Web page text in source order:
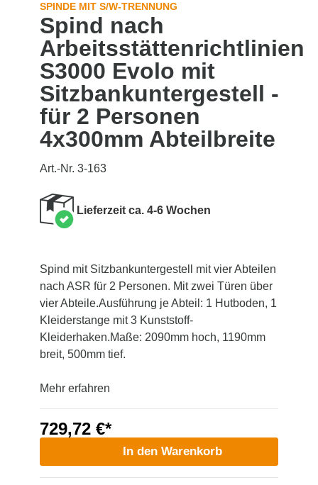
SPINDE MIT S/W-TRENNUNG
Spind nach
Arbeitsstättenrichtlinien
S3000 Evolo mit
Sitzbankuntergestell -
für 2 Personen
4x300mm Abteilbreite
Art.-Nr. 3-163
Lieferzeit ca. 4-6 Wochen
Spind mit Sitzbankuntergestell mit vier Abteilen
nach ASR für 2 Personen. Mit zwei Türen über
vier Abteile.Ausführung je Abteil: 1 Hutboden, 1
Kleiderstange mit 3 Kunststoff-
Kleiderhaken.Maße: 2090mm hoch, 1190mm
breit, 500mm tief.
Mehr erfahren
729,72 €*
In den Warenkorb